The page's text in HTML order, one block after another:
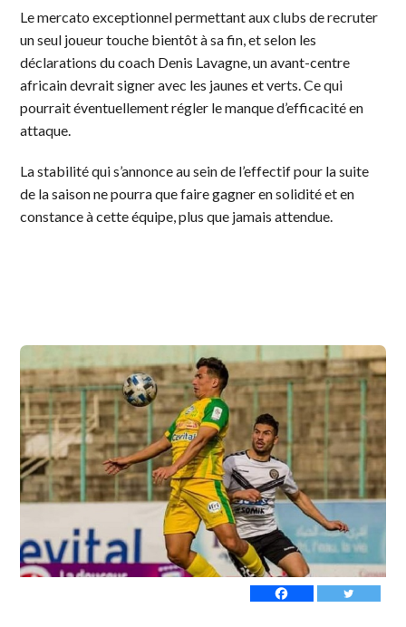
Le mercato exceptionnel permettant aux clubs de recruter
un seul joueur touche bientôt à sa fin, et selon les
déclarations du coach Denis Lavagne, un avant-centre
africain devrait signer avec les jaunes et verts. Ce qui
pourrait éventuellement régler le manque d’efficacité en
attaque.
La stabilité qui s’annonce au sein de l’effectif pour la suite
de la saison ne pourra que faire gagner en solidité et en
constance à cette équipe, plus que jamais attendue.